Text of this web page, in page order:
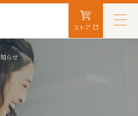
ストア
らせ